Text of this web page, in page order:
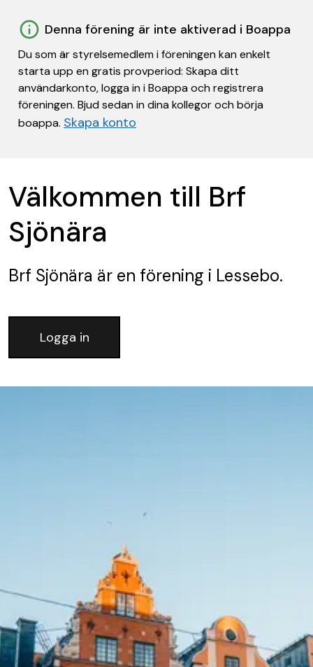
Denna förening är inte aktiverad i Boappa
Du som är styrelsemedlem i föreningen kan enkelt
starta upp en gratis provperiod: Skapa ditt
användarkonto, logga in i Boappa och registrera
föreningen. Bjud sedan in dina kollegor och börja
boappa. Skapa konto
Välkommen till Brf
Sjönära
Brf Sjönära är en förening i Lessebo.
Logga in